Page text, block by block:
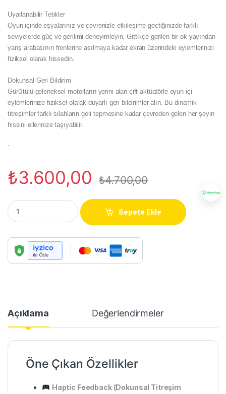
Uyarlanabilir Tetikler
Oyun içinde eşyalarınız ve çevrenizle etkileşime geçtiğinizde farklı
seviyelerde güç ve gerilimi deneyimleyin. Gittikçe gerilen bir ok yayından
yarış arabasının frenlerine asılmaya kadar ekran üzerindeki eylemlerinizi
fiziksel olarak hissedin.
Dokunsal Geri Bildirim
Gürültülü geleneksel motorların yerini alan çift aktüatörle oyun içi
eylemlerinize fiziksel olarak duyarlı geri bildirimler alın. Bu dinamik
titreşimler farklı silahların geri tepmesine kadar çevreden gelen her şeyin
hissini ellerinize taşıyabilir.
.
₺3.600,00 ₺4.700,00
Sony PS5 DualSense Wireless Controller quantity
Sepete Ekle
Açıklama Değerlendirmeler
Öne Çıkan Özellikler
Haptic Feedback (Dokunsal Titreşim